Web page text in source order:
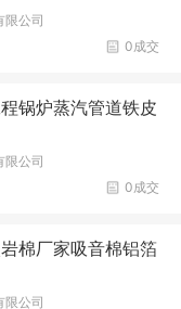
限公司
0成交
锅炉蒸汽管道铁皮
限公司
0成交
棉厂家吸音棉铝箔
限公司